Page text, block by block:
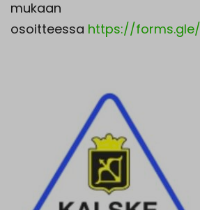
mukaan
osoitteessa https://forms.gle/